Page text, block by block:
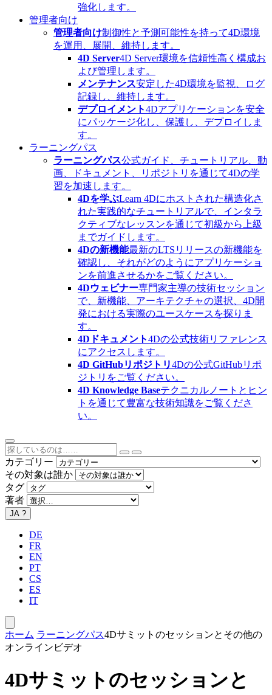
強化します。
管理者向け
管理者向け制御性と予測可能性を持って4D環境
を運用、展開、維持します。
4D Server4D Server環境を信頼性高く構成お
よび管理します。
メンテナンス安定した4D環境を監視、ログ
記録し、維持します。
デプロイメント4Dアプリケーションを安全
にパッケージ化し、保護し、デプロイしま
す。
ラーニングパス
ラーニングパス公式ガイド、チュートリアル、動
画、ドキュメント、リポジトリを通じて4Dの学
習を加速します。
4Dを学ぶLearn 4Dにホストされた構造化さ
れた実践的なチュートリアルで、インタラ
クティブなレッスンを通じて初級から上級
までガイドします。
4Dの新機能最新のLTSリリースの新機能を
確認し、それがどのようにアプリケーショ
ンを前進させるかをご覧ください。
4Dウェビナー専門家主導の技術セッション
で、新機能、アーキテクチャの選択、4D開
発における実際のユースケースを探りま
す。
4Dドキュメント4Dの公式技術リファレンス
にアクセスします。
4D GitHubリポジトリ4Dの公式GitHubリポ
ジトリをご覧ください。
4D Knowledge Baseテクニカルノートとヒン
トを通じて豊富な技術知識をご覧くださ
い。
カテゴリー
その対象は誰か
タグ
著者
JA ?
DE
FR
EN
PT
CS
ES
IT
ホーム ラーニングパス4Dサミットのセッションとその他の
オンラインビデオ
4Dサミットのセッションと